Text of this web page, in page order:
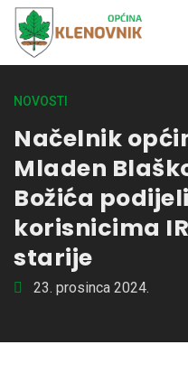
NOVOSTI
Načelnik
Mladen
Božića
korisnicima
starije
23. prosinca 2024.